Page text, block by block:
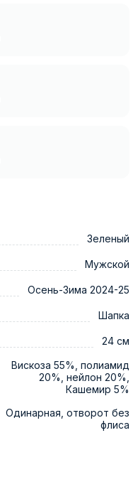
Зеленый
Мужской
Осень-Зима 2024-25
Шапка
24 см
Вискоза 55%, полиамид
20%, нейлон 20%,
Кашемир 5%
Одинарная, отворот без
флиса